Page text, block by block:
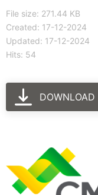
File size: 271.44 KB
Created: 17-12-2024
Updated: 17-12-2024
Hits: 54
DOWNLOAD